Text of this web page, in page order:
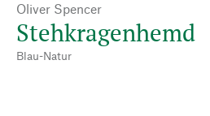
Oliver Spencer
Stehkragenhemd
Blau-Natur